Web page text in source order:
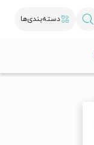
دسته‌بندی‌ها